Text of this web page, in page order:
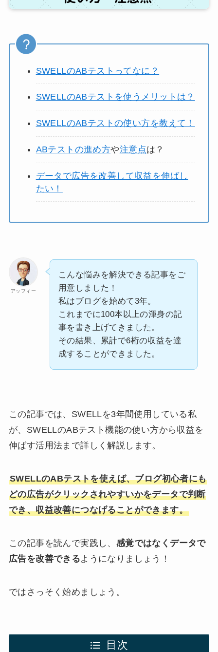
SWELLのABテストってなに？
SWELLのABテストを使うメリットは？
SWELLのABテストの使い方を教えて！
ABテストの進め方や注意点は？
データで広告を改善して収益を伸ばし
たい！
アッフィー
こんな悩みを解決できる記事をご
用意しました！
私はブログを始めて3年。
これまでに100本以上の渾身の記
事を書き上げてきました。
その結果、累計で6桁の収益を達
成することができました。
この記事では、SWELLを3年間使用している私
が、SWELLのABテスト機能の使い方から収益を
伸ばす活用法まで詳しく解説します。
SWELLのABテストを使えば、ブログ初心者にも
どの広告がクリックされやすいかをデータで判断
でき、収益改善につなげることができます。
この記事を読んで実践し、 感覚ではなくデータで
広告を改善できるようになりましょう！
ではさっそく始めましょう。
目次